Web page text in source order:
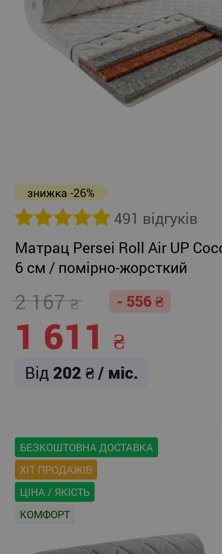
знижка -26%
491 відгуків
Матрац Persei Roll Air UP
6 см / помірно-жорсткий
2 167 - 556
1 611
Від 202 / міс.
БЕЗКОШТОВНА ДОСТАВКА
ХІТ ПРОДАЖІВ
ЦІНА / ЯКІСТЬ
КОМФОРТ